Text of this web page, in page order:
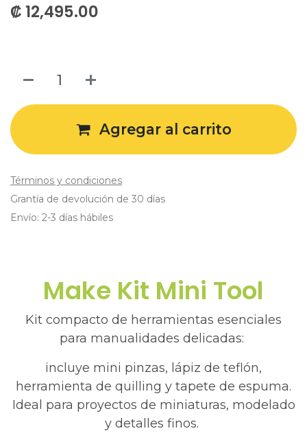
₡ 12,495.00
Agregar al carrito
Términos y condiciones
Grantía de devolución de 30 días
Envío: 2-3 días hábiles
Make Kit Mini Tool​
Kit compacto de herramientas esenciales
para manualidades delicadas:
incluye mini pinzas, lápiz de teflón,
herramienta de quilling y tapete de espuma.
Ideal para proyectos de miniaturas, modelado
y detalles finos.